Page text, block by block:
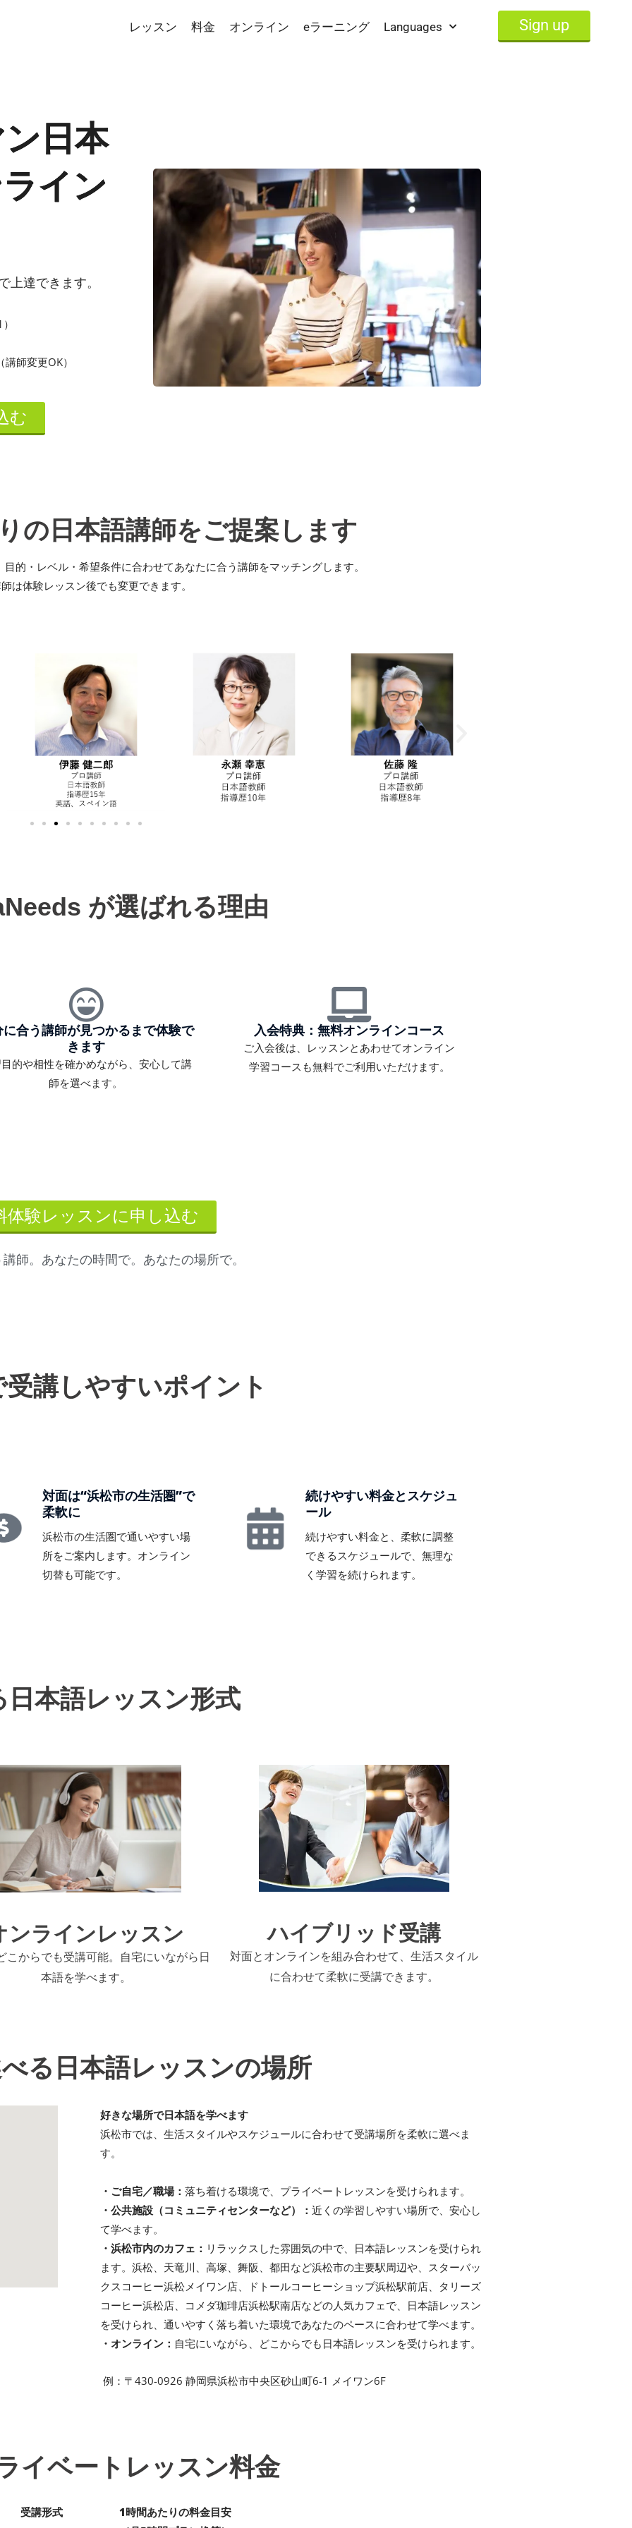
レッスン 料金 オンライン eラーニング Languages Sign up
日本
イン
達できます。
師変更OK）
む
の日本語講師をご提案します
的・レベル・希望条件に合わせてあなたに合う講師をマッチングします。
は体験レッスン後でも変更できます。
が選ばれる理由
に合う講師が見つかるまで体験で
きます
的や相性を確かめながら、安心して講
師を選べます。
入会特典：無料オンラインコース
ご入会後は、レッスンとあわせてオンライン
学習コースも無料でご利用いただけます。
体験レッスンに申し込む
師。あなたの時間で。あなたの場所で。
講しやすいポイント
対面は“浜松市の生活圏”で
柔軟に
浜松市の生活圏で通いやすい場
所をご案内します。オンライン
切替も可能です。
続けやすい料金とスケジュ
ール
続けやすい料金と、柔軟に調整
できるスケジュールで、無理な
く学習を続けられます。
日本語レッスン形式
ンラインレッスン
こからでも受講可能。自宅にいながら日
本語を学べます。
ハイブリッド受講
対面とオンラインを組み合わせて、生活スタイル
に合わせて柔軟に受講できます。
る日本語レッスンの場所
好きな場所で日本語を学べます
浜松市では、生活スタイルやスケジュールに合わせて受講場所を柔軟に選べま
す。
・ご自宅／職場： 落ち着ける環境で、プライベートレッスンを受けられます。
・公共施設（コミュニティセンターなど）： 近くの学習しやすい場所で、安心し
て学べます。
・浜松市内のカフェ： リラックスした雰囲気の中で、日本語レッスンを受けられ
ます。浜松、天竜川、高塚、舞阪、都田など浜松市の主要駅周辺や、スターバッ
クスコーヒー浜松メイワン店、ドトールコーヒーショップ浜松駅前店、タリーズ
コーヒー浜松店、コメダ珈琲店浜松駅南店などの人気カフェで、日本語レッスン
を受けられ、通いやすく落ち着いた環境であなたのペースに合わせて学べます。
・オンライン： 自宅にいながら、どこからでも日本語レッスンを受けられます。
例：〒430-0926 静岡県浜松市中央区砂山町6-1 メイワン6F
イベートレッスン料金
受講形式
1時間あたりの料金目安